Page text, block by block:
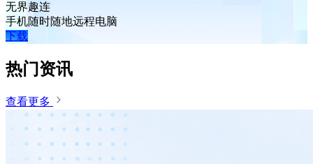
无界趣连
手机随时随地远程电脑
下载
热门资讯
查看更多